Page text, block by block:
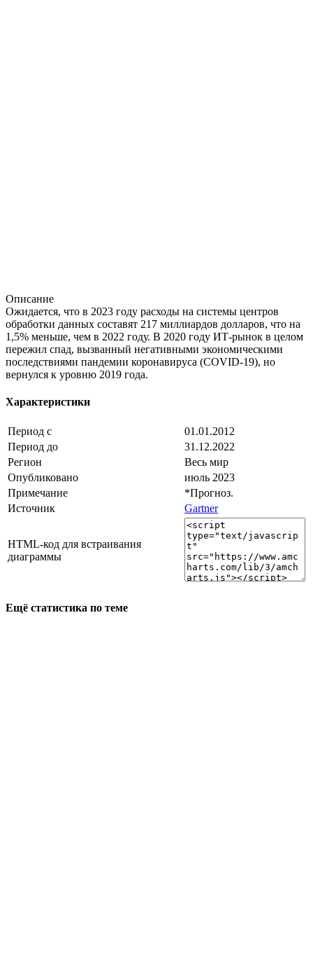
Описание
Ожидается, что в 2023 году расходы на системы центров
обработки данных составят 217 миллиардов долларов, что на
1,5% меньше, чем в 2022 году. В 2020 году ИТ-рынок в целом
пережил спад, вызванный негативными экономическими
последствиями пандемии коронавируса (COVID-19), но
вернулся к уровню 2019 года.
Характеристики
Период с
01.01.2012
Период до
31.12.2022
Регион
Весь мир
Опубликовано
июль 2023
Примечание
*Прогноз.
Источник
Gartner
HTML-код для встраивания
диаграммы
Ещё статистика по теме